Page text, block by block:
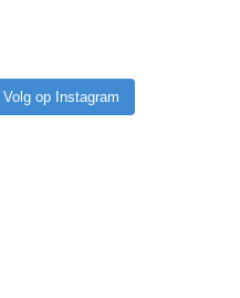
Volg op Instagram